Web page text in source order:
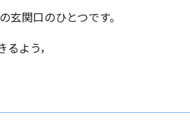
関口のひとつです。
よう，